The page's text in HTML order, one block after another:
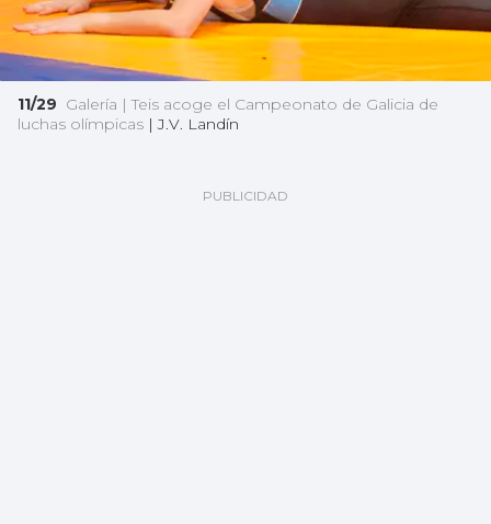
11/29 Galería | Teis acoge el Campeonato de Galicia de
luchas olímpicas |J.V. Landín